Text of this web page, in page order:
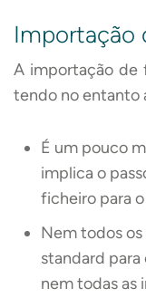
Importação
A importação de
tendo no entanto
É um pouco
implica o
ficheiro para
Nem todos
standard para
nem todas as